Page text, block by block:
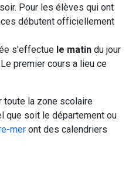
Pour les élèves qui ont
débutent officiellement
s'effectue le matin du jour
premier cours a lieu ce
toute la zone scolaire
que soit le département ou
mer ont des calendriers